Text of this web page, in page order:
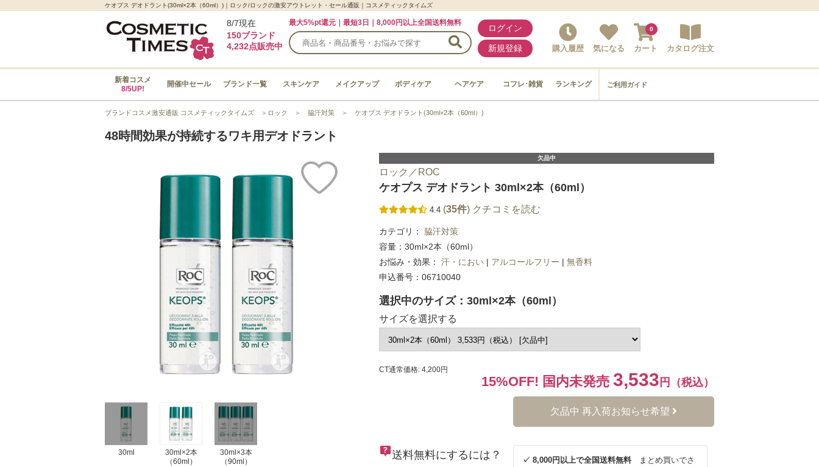
ケオプス デオドラント(30ml×2本（60ml）)｜ロック/ロックの激安アウトレット・セール通販｜コスメティックタイムズ
8/7現在
150ブランド
4,232点販売中
最大5%pt還元｜最短3日｜8,000円以上全国送料無料
ログイン
新規登録 購入履歴 気になる カート
0
カタログ注文
新着コスメ
8/5UP!
開催中セール ブランド一覧 スキンケア メイクアップ ボディケア ヘアケア コフレ･雑貨 ランキング ご利用ガイド
ブランドコスメ激安通販 コスメティックタイムズ ＞ ロック ＞ 脇汗対策 ＞ ケオプス デオドラント(30ml×2本（60ml）)
48時間効果が持続するワキ用デオドラント
30ml
30ml×2本
（60ml）
30ml×3本
（90ml）
欠品中
ロック／ROC
ケオプス デオドラント 30ml×2本（60ml）
4.4 (35件) クチコミを読む
カテゴリ：
脇汗対策
容量：30ml×2本（60ml）
お悩み・効果：
汗・におい | アルコールフリー | 無香料
申込番号：06710040
選択中のサイズ：30ml×2本（60ml）
サイズを選択する
CT通常価格: 4,200円
15%OFF! 国内未発売 3,533 円（税込）
欠品中 再入荷お知らせ希望
送料無料にするには？ ✓ 8,000円以上で全国送料無料まとめ買いでさ